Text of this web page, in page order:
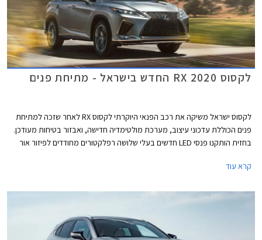
לקסוס RX 2020 החדש בישראל - מתיחת פנים
לקסוס ישראל משיקה את רכב הפנאי היוקרתי לקסוס RX לאחר שזכה למתיחת
פנים הכוללת עדכוני עיצוב, מערכת מולטימדיה חדישה, ואבזור בטיחות מעודכן.
בחזית הותקנו פנסי LED חדשים בעלי שלושה רפלקטורים מחודדים לפיזור אור
אינץ' מרשימים.
קרא עוד